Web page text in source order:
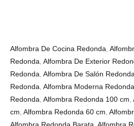
Alfombra De Cocina Redonda,
Redonda, Alfombra De Exterior
Redonda, Alfombra De Salón
Redonda, Alfombra Moderna Redonda
Redonda, Alfombra Redonda 100 cm,
cm, Alfombra Redonda 60 cm,
38.99€
hasta
103.99€
Londres
cantidad